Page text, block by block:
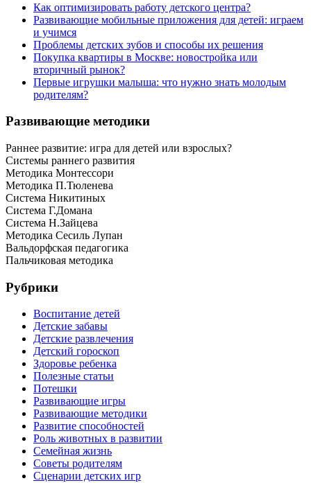
Как оптимизировать работу детского центра?
Развивающие мобильные приложения для детей: играем
и учимся
Проблемы детских зубов и способы их решения
Покупка квартиры в Москве: новостройка или
вторичный рынок?
Первые игрушки малыша: что нужно знать молодым
родителям?
Развивающие методики
Раннее развитие: игра для детей или взрослых?
Системы раннего развития
Методика Монтессори
Методика П.Тюленева
Система Никитиных
Система Г.Домана
Система Н.Зайцева
Методика Сесиль Лупан
Вальдорфская педагогика
Пальчиковая методика
Рубрики
Воспитание детей
Детские забавы
Детские развлечения
Детский гороскоп
Здоровье ребенка
Полезные статьи
Потешки
Развивающие игры
Развивающие методики
Развитие способностей
Роль животных в развитии
Семейная жизнь
Советы родителям
Сценарии детских игр